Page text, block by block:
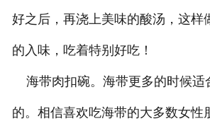
好之后，再浇上美味的酸汤，这样
的入味，吃着特别好吃！
海带肉扣碗。海带更多的时候适
的。相信喜欢吃海带的大多数女性